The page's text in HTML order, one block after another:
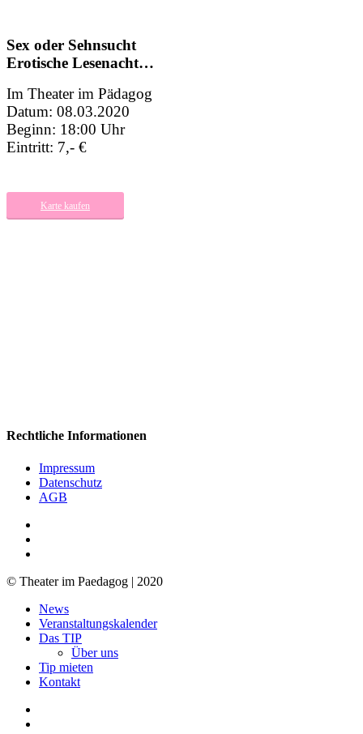
Sex oder Sehnsucht
Erotische Lesenacht…
Im Theater im Pädagog
Datum: 08.03.2020
Beginn: 18:00 Uhr
Eintritt: 7,- €
Karte kaufen
Rechtliche Informationen
Impressum
Datenschutz
AGB
© Theater im Paedagog | 2020
Close
Menu
News
Veranstaltungskalender
Das TIP
Über uns
Tip mieten
Kontakt